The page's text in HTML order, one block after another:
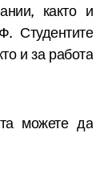
както и
Студентите
и за работа
можете да